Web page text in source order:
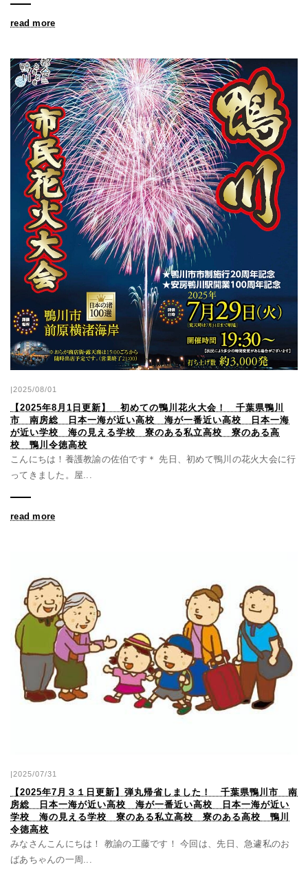
read more
|2025/08/01
【2025年8月1日更新】 初めての鴨川花火大会！ 千葉県鴨川
市 南房総 日本一海が近い高校 海が一番近い高校 日本一海
が近い学校 海の見える学校 寮のある私立高校 寮のある高
校 鴨川令徳高校
こんにちは！養護教諭の佐伯です＊ 先日、初めて鴨川の花火大会に行
ってきました。屋...
read more
|2025/07/31
【2025年7月３１日更新】弾丸帰省しました！ 千葉県鴨川市 南
房総 日本一海が近い高校 海が一番近い高校 日本一海が近い
学校 海の見える学校 寮のある私立高校 寮のある高校 鴨川
令徳高校
みなさんこんにちは！ 教諭の工藤です！ 今回は、先日、急遽私のお
ばあちゃんの一周...